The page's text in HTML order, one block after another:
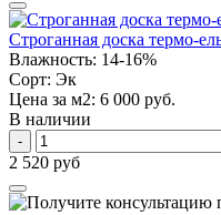
Строганная доска термо-
Влажность: 14-16%
Сорт: Эк
Цена за м2: 6 000 руб.
В наличии
-
2 520 руб